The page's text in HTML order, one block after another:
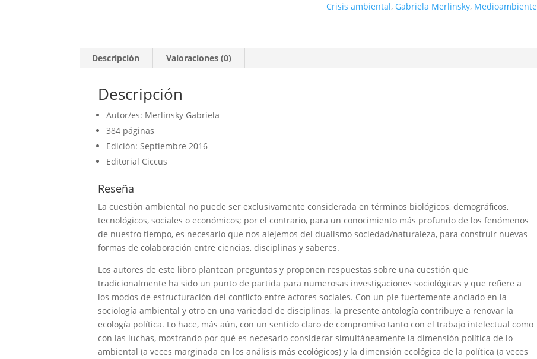
Crisis ambiental, Gabriela Merlinsky, Medioambiente
Descripción Valoraciones (0)
Descripción
Autor/es: Merlinsky Gabriela
384 páginas
Edición: Septiembre 2016
Editorial Ciccus
Reseña
La cuestión ambiental no puede ser exclusivamente considerada en términos biológicos, demográficos,
tecnológicos, sociales o económicos; por el contrario, para un conocimiento más profundo de los fenómenos
de nuestro tiempo, es necesario que nos alejemos del dualismo sociedad/naturaleza, para construir nuevas
formas de colaboración entre ciencias, disciplinas y saberes.
Los autores de este libro plantean preguntas y proponen respuestas sobre una cuestión que
tradicionalmente ha sido un punto de partida para numerosas investigaciones sociológicas y que refiere a
los modos de estructuración del conflicto entre actores sociales. Con un pie fuertemente anclado en la
sociología ambiental y otro en una variedad de disciplinas, la presente antología contribuye a renovar la
ecología política. Lo hace, más aún, con un sentido claro de compromiso tanto con el trabajo intelectual como
con las luchas, mostrando por qué es necesario considerar simultáneamente la dimensión política de lo
ambiental (a veces marginada en los análisis más ecológicos) y la dimensión ecológica de la política (a veces